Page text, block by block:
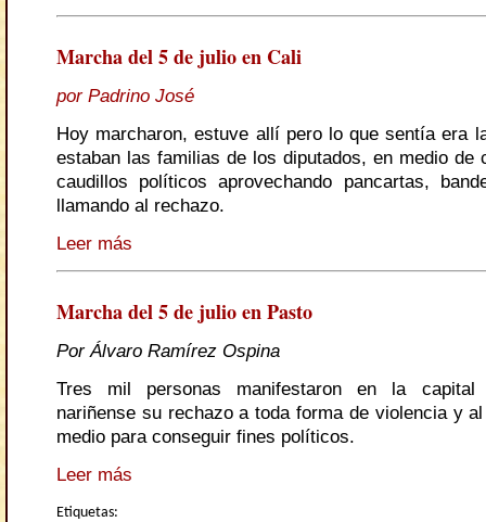
Marcha del 5 de julio en Cali
por Padrino José
Hoy marcharon, estuve allí pero lo que sentía era
estaban las familias de los diputados, en medio de
caudillos políticos aprovechando pancartas,
llamando al rechazo.
Leer más
Marcha del 5 de julio en Pasto
Por Álvaro Ramírez Ospina
Tres mil personas manifestaron en la capital
nariñense su rechazo a toda forma de violencia y
medio para conseguir fines políticos.
Leer más
Etiquetas: